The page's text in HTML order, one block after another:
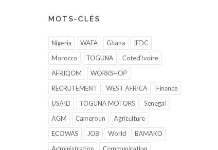
MOTS-CLÉS
Nigeria WAFA Ghana
IFDC
Morocco
TOGUNA
Coted'Ivoire
AFRIQOM
WORKSHOP
RECRUTEMENT
WEST AFRICA
Finance
USAID
TOGUNA MOTORS
Senegal
AGM
Cameroun
Agriculture
ECOWAS
JOB World
BAMAKO